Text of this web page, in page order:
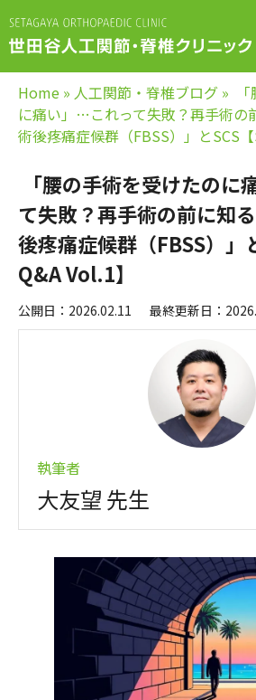
Home » 人工関節・脊椎ブログ »
に痛い」…これって失敗？再手術の
術後疼痛症候群（FBSS）」とSCS【
「腰の手術を受けたの
て失敗？再手術の前に知
後疼痛症候群（FBSS）」
Q&A Vol.1】
公開日：2026.02.11 最終更新日：
執筆者
大友望 先生